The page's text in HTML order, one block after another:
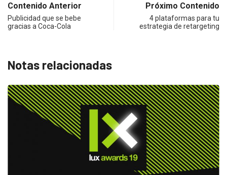
Contenido Anterior
Publicidad que se bebe
gracias a Coca-Cola
Próximo Contenido
4 plataformas para tu
estrategia de retargeting
Notas relacionadas